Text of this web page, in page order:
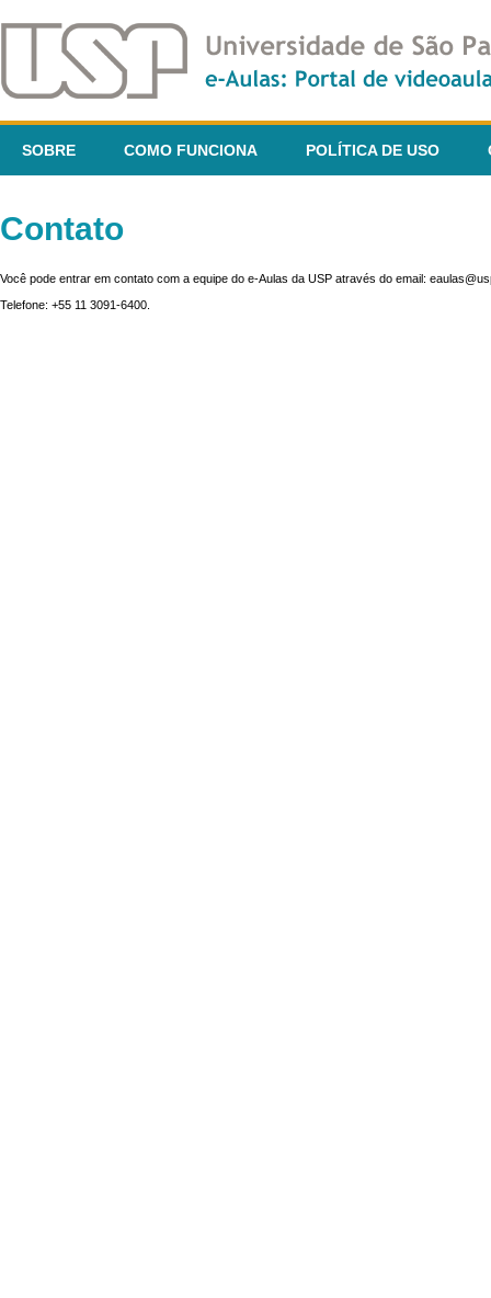
SOBRE COMO FUNCIONA POLÍTICA DE USO
Contato
Você pode entrar em contato com a equipe do e-Aulas da USP através do email:
Telefone: +55 11 3091-6400.